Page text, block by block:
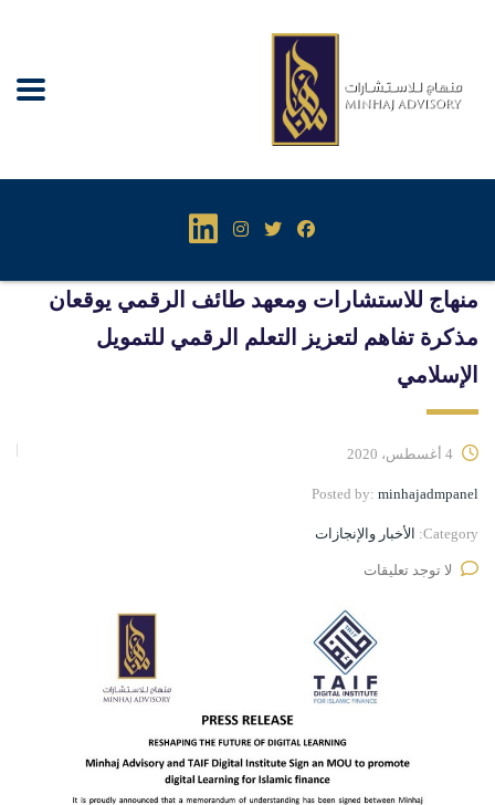
منهاج للاستشارات ومعهد طائف الرقمي يوقعان
مذكرة تفاهم لتعزيز التعلم الرقمي للتمويل
الإسلامي
Posted by: minhajadmpanel
Category: الأخبار والإنجازات
لا توجد تعليقات